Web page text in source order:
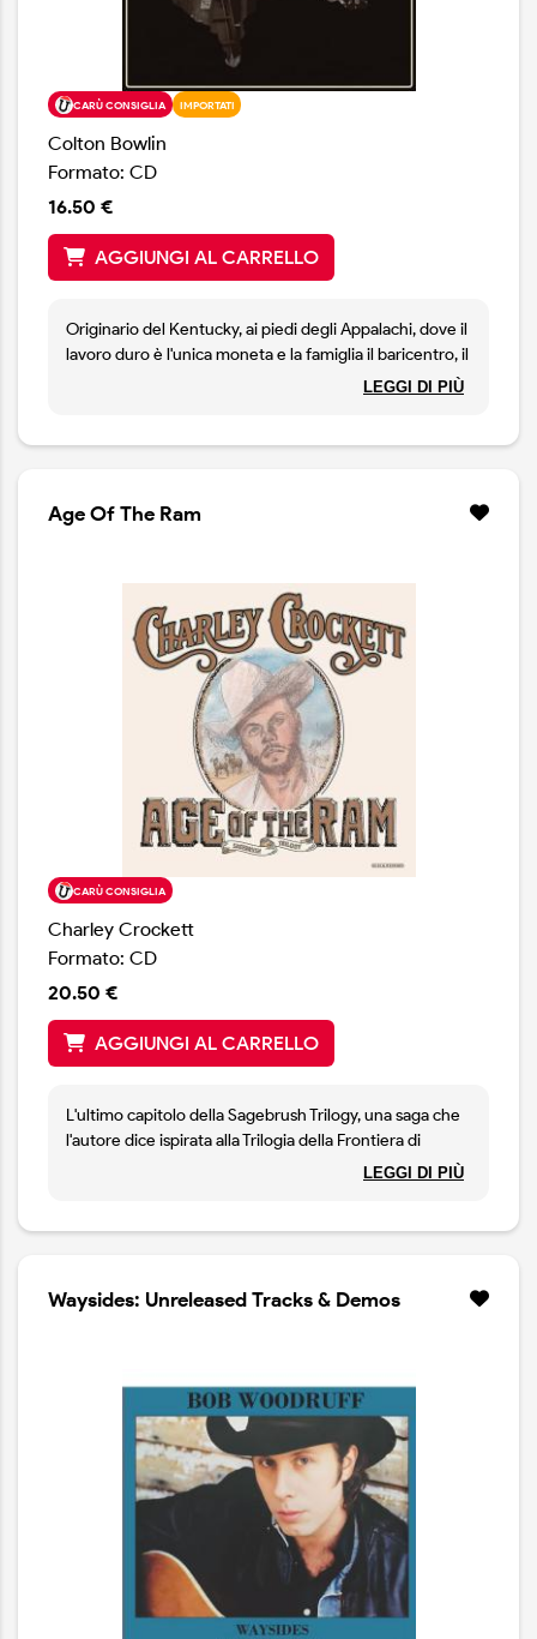
CARÙ CONSIGLIA IMPORTATI
Colton Bowlin
Formato: CD
16.50 €
AGGIUNGI AL CARRELLO
Originario del Kentucky, ai piedi degli Appalachi, dove il
lavoro duro è l'unica moneta e la famiglia il baricentro, il
giovane country singer è cresciuto lavorando sette
ne pose e allinea 12 brani in cui Colton brilla con voce
sicura e timbro inconfondibile: a tratti ricorda la
meno graffiante e asciutto, e l'approccio crudo del
primo Colter Wall. Lo spettro sonoro è un distillato di
radici: country purissimo influenzato da venature
honky tonk, roots rock e tocchi bluegrass. Una
produzione di alto livello che rivela un songwriter
appassionato: una vera sorpresa nel panorama odierno.
LEGGI DI PIÙ
Age Of The Ram
CARÙ CONSIGLIA
Charley Crockett
Formato: CD
20.50 €
AGGIUNGI AL CARRELLO
L'ultimo capitolo della Sagebrush Trilogy, una saga che
l'autore dice ispirata alla Trilogia della Frontiera di
Cormac McCarthy, è concepita come la colonna sonora
al rock'n'country più impressionista e cinematico in
circolazione.
LEGGI DI PIÙ
Waysides: Unreleased Tracks & Demos